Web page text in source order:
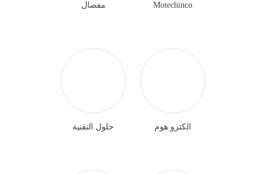
Motechinco مفصال
الكترو هوم حلول التقنية